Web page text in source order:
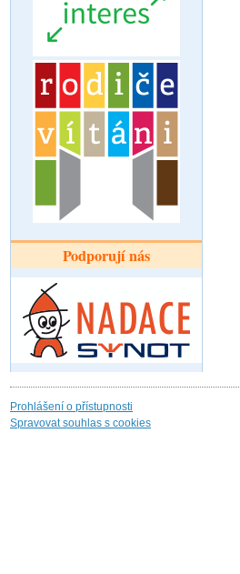
Podporují nás
Prohlášení o přístupnosti
Spravovat souhlas s cookies